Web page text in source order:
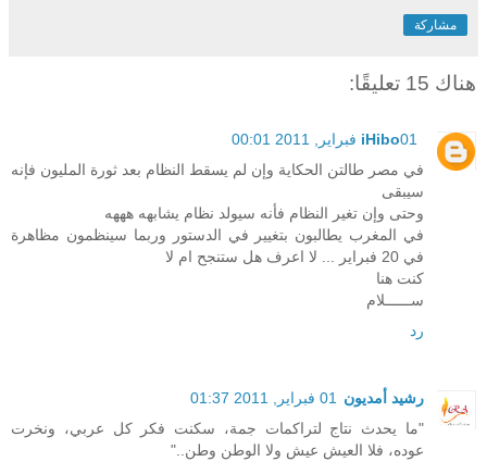
مشاركة
هناك 15 تعليقًا:
iHibo01 فبراير, 2011 00:01
في مصر طالتن الحكاية وإن لم يسقط النظام بعد ثورة المليون فإنه
سيبقى
وحتى وإن تغير النظام فأنه سيولد نظام يشابهه هههه
في المغرب يطالبون بتغيير في الدستور وربما سينظمون مظاهرة
في 20 فبراير ... لا اعرف هل ستنجح ام لا
كنت هنا
ســــــلام
رد
رشيد أمديون
01 فبراير, 2011 01:37
"ما يحدث نتاج لتراكمات جمة، سكنت فكر كل عربي، ونخرت
عوده، فلا العيش عيش ولا الوطن وطن.."